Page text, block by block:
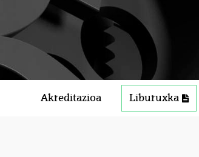
Akreditazioa Liburuxka